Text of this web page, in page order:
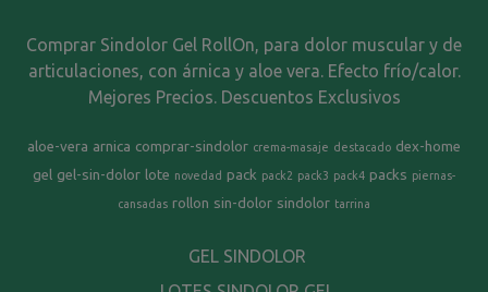
Comprar Sindolor Gel RollOn, para dolor muscular y de
articulaciones, con árnica y aloe vera. Efecto frío/calor.
Mejores Precios. Descuentos Exclusivos
aloe-vera arnica comprar-sindolor crema-masaje destacado dex-home
gel gel-sin-dolor lote novedad pack pack2 pack3 pack4 packs piernas-
cansadas rollon sin-dolor sindolor tarrina
GEL SINDOLOR